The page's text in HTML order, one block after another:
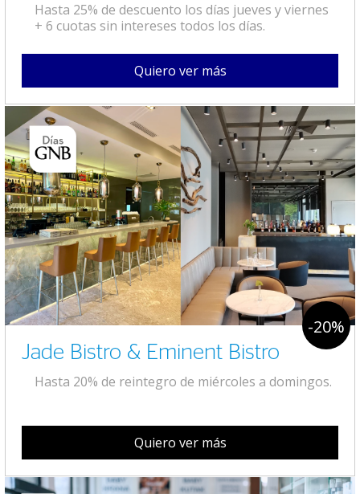
Hasta 25% de descuento los días jueves y viernes
+ 6 cuotas sin intereses todos los días.
Quiero ver más
-20%
Jade Bistro & Eminent Bistro
Hasta 20% de reintegro de miércoles a domingos.
Quiero ver más